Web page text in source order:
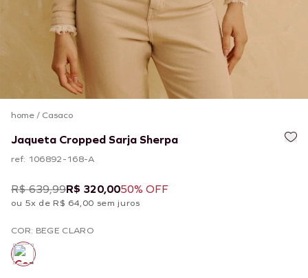
home/ Casaco
Jaqueta Cropped Sarja Sherpa
ref: 106892-168-A
R$ 639,99R$ 320,0050% OFF
ou 5x de R$ 64,00 sem juros
COR: BEGE CLARO